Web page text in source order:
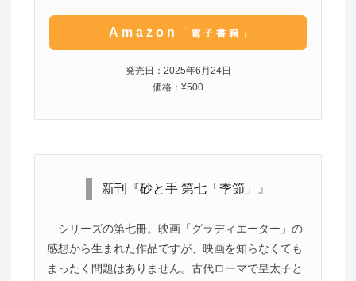
Amazon 「電子書籍」
発売日：2025年6月24日
価格：¥500
新刊『砂と手 第七「季節」』
シリーズの第七冊。映画「グラディエーター」の
感想から生まれた作品ですが、映画を知らなくても
まったく問題はありません。古代ローマで皇太子と